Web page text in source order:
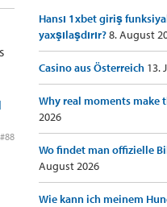
#88
Hansı 1xbet giriş
yaxşılaşdırır?8. August
Casino aus Österreich 13.
Why real moments make
2026
Wo findet man offizielle
August 2026
Wie kann ich meinem